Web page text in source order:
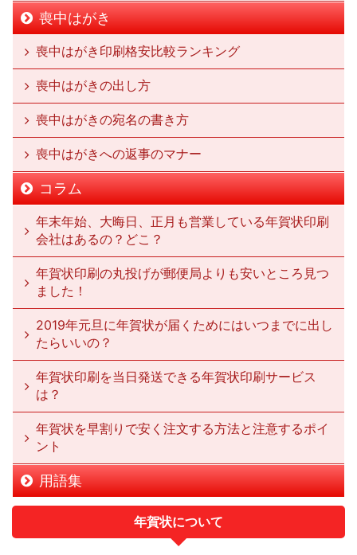
喪中はがき
喪中はがき印刷格安比較ランキング
喪中はがきの出し方
喪中はがきの宛名の書き方
喪中はがきへの返事のマナー
コラム
年末年始、大晦日、正月も営業している年賀状印刷
会社はあるの？どこ？
年賀状印刷の丸投げが郵便局よりも安いところ見つ
ました！
2019年元旦に年賀状が届くためにはいつまでに出し
たらいいの？
年賀状印刷を当日発送できる年賀状印刷サービス
は？
年賀状を早割りで安く注文する方法と注意するポイ
ント
用語集
年賀状について